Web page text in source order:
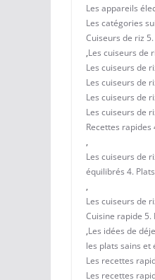
Les appareils
Les catégories
Cuiseurs de riz
,Les cuiseurs de
Les cuiseurs de
Les cuiseurs de
Les cuiseurs de
Les cuiseurs de
Recettes rapides
,
Les cuiseurs de
équilibrés 4.
,
Les cuiseurs de
Cuisine rapide 5.
,Les idées de
les plats sains et
Les recettes
Les recettes